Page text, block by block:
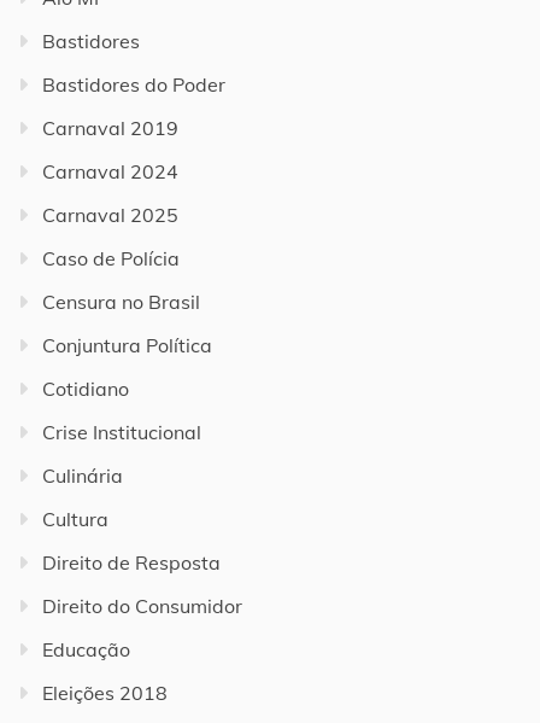
Bastidores
Bastidores do Poder
Carnaval 2019
Carnaval 2024
Carnaval 2025
Caso de Polícia
Censura no Brasil
Conjuntura Política
Cotidiano
Crise Institucional
Culinária
Cultura
Direito de Resposta
Direito do Consumidor
Educação
Eleições 2018